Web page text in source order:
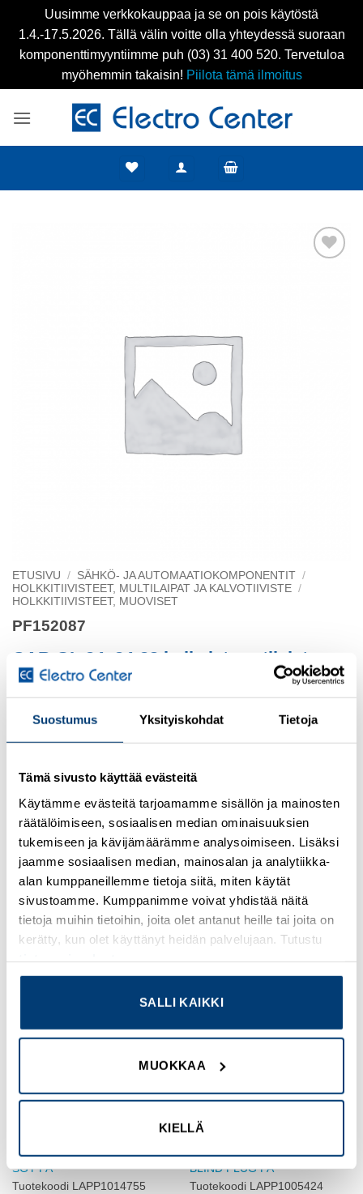
Suostumus Yksityiskohdat Tietoja
Tämä sivusto käyttää evästeitä
Käytämme evästeitä tarjoamamme sisällön ja mainosten
räätälöimiseen, sosiaalisen median ominaisuuksien
tukemiseen ja kävijämäärämme analysoimiseen. Lisäksi
jaamme sosiaalisen median, mainosalan ja analytiikka-
alan kumppaneillemme tietoja siitä, miten käytät
sivustoamme. Kumppanimme voivat yhdistää näitä
tietoja muihin tietoihin, joita olet antanut heille tai joita on
kerätty, kun olet käyttänyt heidän palvelujaan. Tutustu
SALLI KAIKKI
MUOKKAA
KIELLÄ
Uusimme verkkokauppaa ja se on pois käytöstä
1.4.-17.5.2026. Tällä välin voitte olla yhteydessä suoraan
komponenttimyyntiimme puh (03) 31 400 520. Tervetuloa
myöhemmin takaisin! Piilota tämä ilmoitus
ETUSIVU / SÄHKÖ- JA AUTOMAATIOKOMPONENTIT /
HOLKKITIIVISTEET, MULTILAIPAT JA KALVOTIIVISTE /
HOLKKITIIVISTEET, MUOVISET
PF152087
CAB GL 24, 24-23 halkaistava tiiviste
Kirjaudu sisään nähdäksesi hinnat ja käyttääksesi
verkkokauppaa
Osasto: Holkkitiivisteet, muoviset
TUTUSTU MYÖS
Add to
SKINTOP GMP-GL-M16X1,5
SGY PA
Tuotekoodi LAPP1014755
SKINTOP DIX-DV 4X9 BK
BLIND PLUG PA
Tuotekoodi LAPP1005424